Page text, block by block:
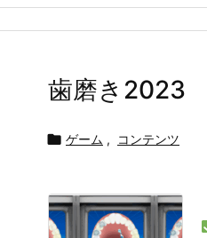
歯磨き2023
 ゲーム , コンテンツ